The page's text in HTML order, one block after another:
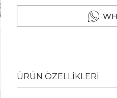
ÜRÜN ÖZELLİKLERİ